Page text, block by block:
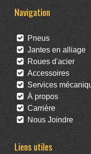
Navigation
Pneus
Jantes en alliage
Roues d'acier
Accessoires
Services
À propos
Carrière
Nous Joindre
Liens utiles